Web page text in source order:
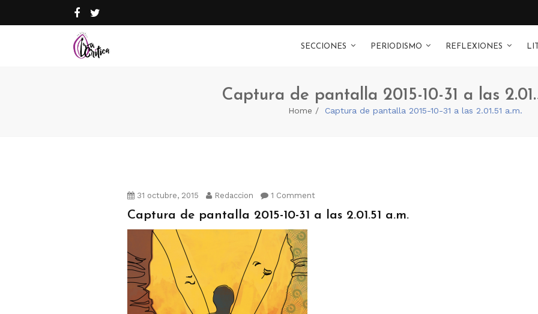
SECCIONES PERIODISMO REFLEXIONES
Captura de pantalla 2015-10-31 a las
Home Captura de pantalla 2015-10-31 a las 2.01.51 a.m.
31 octubre, 2015 Redaccion 1 Comment
Captura de pantalla 2015-10-31 a las 2.01.51 a.m.